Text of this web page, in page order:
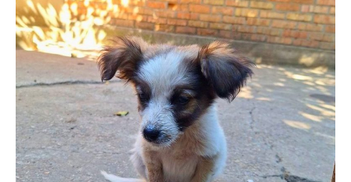
Маленька собачка дуже контакта